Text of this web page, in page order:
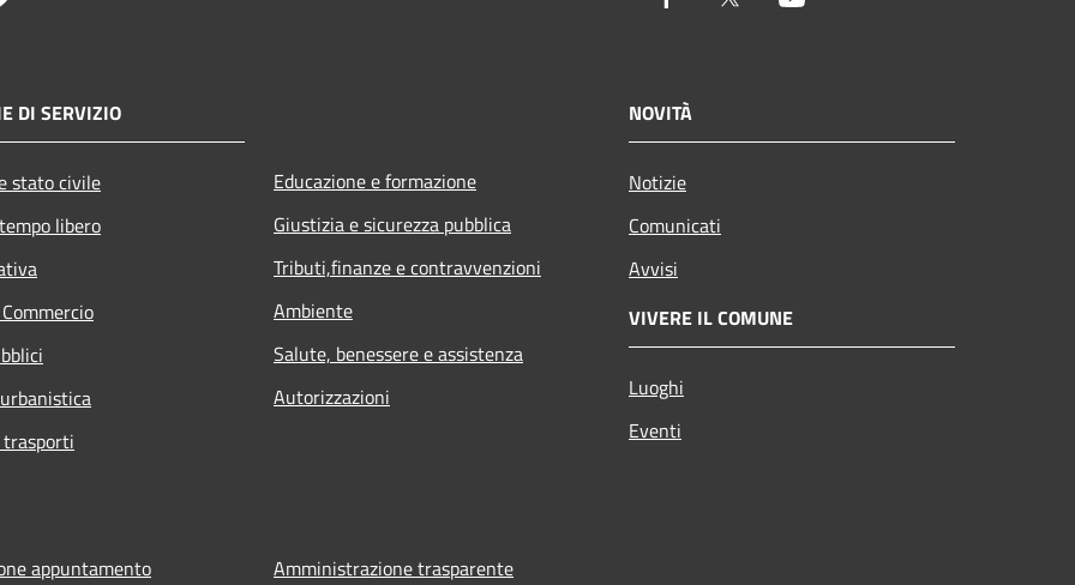
DI SERVIZIO
stato civile
libero
Educazione e formazione
Giustizia e sicurezza pubblica
Tributi,finanze e contravvenzioni
Ambiente
Salute, benessere e assistenza
Autorizzazioni
NOVITÀ
Notizie
Comunicati
Avvisi
VIVERE IL COMUNE
Luoghi
Eventi
appuntamento Amministrazione trasparente